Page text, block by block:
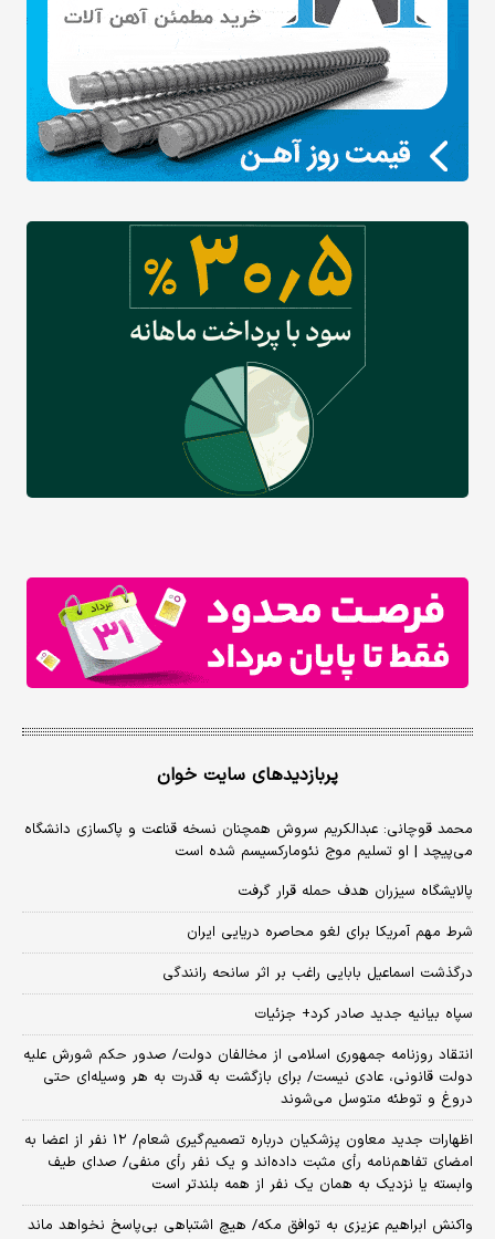
پربازدیدهای سایت خوان
محمد قوچانی: عبدالکریم سروش همچنان نسخه قناعت و پاکسازی دانشگاه
می‌پیچد | او تسلیم موج نئومارکسیسم شده است
پالایشگاه سیزران هدف حمله قرار گرفت
شرط مهم آمریکا برای لغو محاصره دریایی ایران
درگذشت اسماعیل بابایی راغب بر اثر سانحه رانندگی
سپاه بیانیه جدید صادر کرد+ جزئیات
انتقاد روزنامه جمهوری اسلامی از مخالفان دولت/ صدور حکم شورش علیه
دولت قانونی، عادی نیست/ برای بازگشت به قدرت به هر وسیله‌ای حتی
دروغ و توطئه متوسل می‌شوند
اظهارات جدید معاون پزشکیان درباره تصمیم‌گیری شعام/ ۱۲ نفر از اعضا به
امضای تفاهم‌نامه رأی مثبت داده‌اند و یک نفر رأی منفی/ صدای طیف
وابسته یا نزدیک به همان یک نفر از همه بلندتر است
واکنش ابراهیم عزیزی به توافق مکه/ هیچ اشتباهی بی‌پاسخ نخواهد ماند